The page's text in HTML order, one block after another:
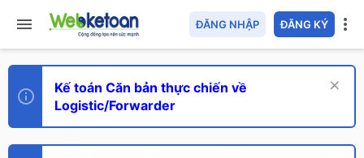
ĐĂNG NHẬP ĐĂNG KÝ
Kế toán Căn bản thực chiến về
Logistic/Forwarder